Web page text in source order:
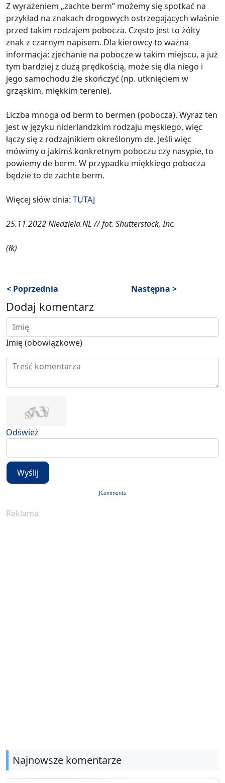
Z wyrażeniem „zachte berm” możemy się spotkać na
przykład na znakach drogowych ostrzegających właśnie
przed takim rodzajem pobocza. Często jest to żółty
znak z czarnym napisem. Dla kierowcy to ważna
informacja: zjechanie na pobocze w takim miejscu, a już
tym bardziej z dużą prędkością, może się dla niego i
jego samochodu źle skończyć (np. utknięciem w
grząskim, miękkim terenie).
Liczba mnoga od berm to bermen (pobocza). Wyraz ten
jest w języku niderlandzkim rodzaju męskiego, więc
łączy się z rodzajnikiem określonym de. Jeśli więc
mówimy o jakimś konkretnym poboczu czy nasypie, to
powiemy de berm. W przypadku miękkiego pobocza
będzie to de zachte berm.
Więcej słów dnia: TUTAJ
25.11.2022 Niedziela.NL // fot. Shutterstock, Inc.
(łk)
< Poprzednia Następna >
Dodaj komentarz
Imię (obowiązkowe)
Odśwież
Wyślij
JComments
Reklama
Najnowsze komentarze